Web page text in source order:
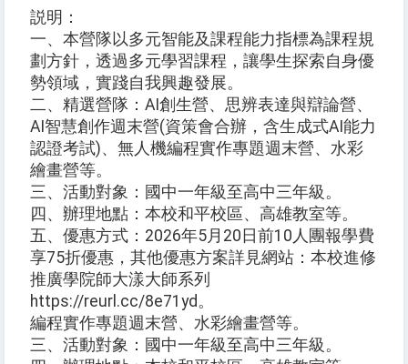
説明：
一、本營隊以多元智能及課程能力指標為課程規
劃方針，透過多元學習課程，讓學生探索自身優
勢領域，實踐自我興趣發展。
二、精選營隊：AI創生營、思辨表達與辯論營、
AI智慧創作週末營(資策會合辦，含生成式AI能力
認證考試)、無人機編程實作專題週末營、水彩
繪畫營等。
三、活動對象：國中一年級至高中三年級。
四、辦理地點：本校和平校區、高雄教室等。
五、優惠方式：2026年5月20日前10人團報學費
享75折優惠，其他優惠方案詳見網站：本校進修
推廣學院師大漾大師系列
https://reurl.cc/8e71yd。
編程實作專題週末營、水彩繪畫營等。
三、活動對象：國中一年級至高中三年級。